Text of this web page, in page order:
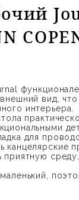
вид,
интерьера.
для
канцелярские
приятную